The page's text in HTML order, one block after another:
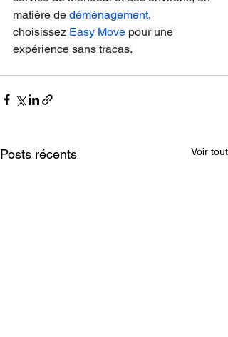
matière de déménagement,
choisissez Easy Move pour une
expérience sans tracas.
Posts récents Voir tout